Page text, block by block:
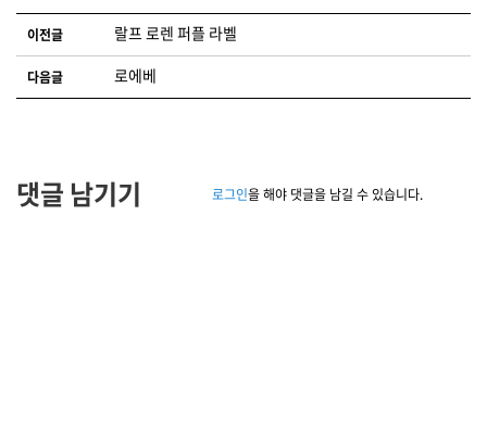
글 네비게이션
이전글 랄프 로렌 퍼플 라벨
다음글 로에베
댓글 남기기 로그인을 해야 댓글을 남길 수 있습니다.